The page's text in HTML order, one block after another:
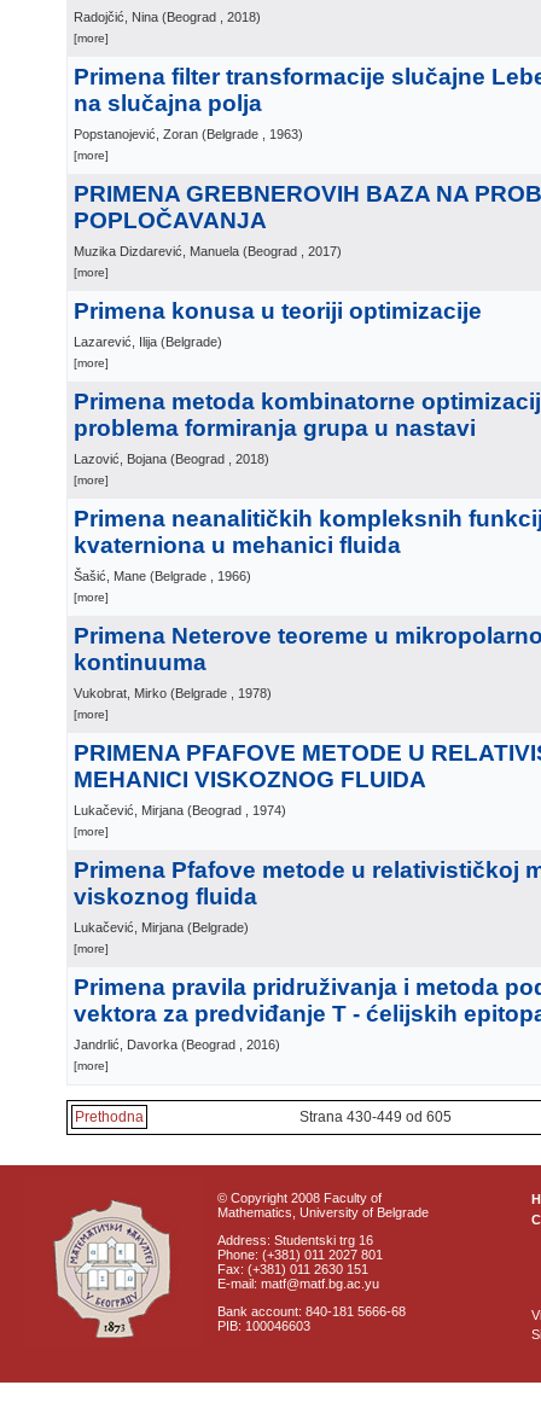
Radojčić, Nina (Beograd , 2018)
[more]
Primena filter transformacije slučajne
na slučajna polja
Popstanojević, Zoran (Belgrade , 1963)
[more]
PRIMENA GREBNEROVIH BAZA NA
POPLOČAVANJA
Muzika Dizdarević, Manuela (Beograd , 2017)
[more]
Primena konusa u teoriji optimizacije
Lazarević, Ilija (Belgrade)
[more]
Primena metoda kombinatorne
problema formiranja grupa u nastavi
Lazović, Bojana (Beograd , 2018)
[more]
Primena neanalitičkih kompleksnih
kvaterniona u mehanici fluida
Šašić, Mane (Belgrade , 1966)
[more]
Primena Neterove teoreme u
kontinuuma
Vukobrat, Mirko (Belgrade , 1978)
[more]
PRIMENA PFAFOVE METODE U
MEHANICI VISKOZNOG FLUIDA
Lukačević, Mirjana (Beograd , 1974)
[more]
Primena Pfafove metode u relativističkoj
viskoznog fluida
Lukačević, Mirjana (Belgrade)
[more]
Primena pravila pridruživanja i metoda
vektora za predviđanje T - ćelijskih
Jandrlić, Davorka (Beograd , 2016)
[more]
Prethodna Strana 430-449 od 605
© Copyright 2008 Faculty of
Mathematics, University of Belgrade
Address: Studentski trg 16
Phone: (+381) 011 2027 801
Fax: (+381) 011 2630 151
E-mail: matf@matf.bg.ac.yu
Bank account: 840-181 5666-68
PIB: 100046603